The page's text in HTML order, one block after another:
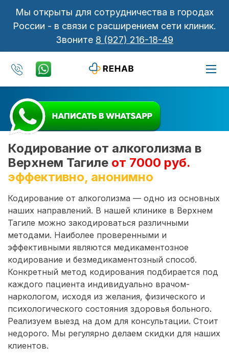
Мы открыты для сотрудничества в городах
России - в связи с расширением сети клиник.
Звоните 8 (927) 216-18-49
Кодирование от алкоголизма в
Верхнем Тагиле от 7000 руб.
эффективно, анонимно
Кодирование от алкоголизма — одно из основных
наших направлений. В нашей клинике в Верхнем
Тагиле можно закодироваться различными
методами. Наиболее проверенными и
эффективными являются медикаментозное
кодирование и безмедикаментозный способ.
Конкретный метод кодирования подбирается под
каждого пациента индивидуально врачом-
наркологом, исходя из желания, физического и
психологического состояния здоровья больного.
Реализуем выезд на дом для консультации. Стоит
недорого. Мы регулярно делаем скидки для наших
клиентов.